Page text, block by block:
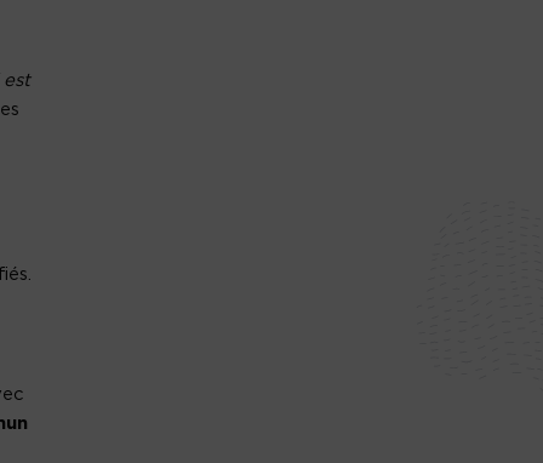
est